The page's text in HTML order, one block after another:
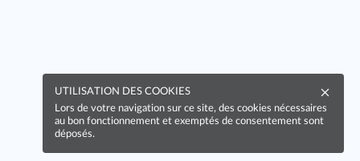
UTILISATION DES COOKIES
Lors de votre navigation sur ce site, des cookies nécessaires
au bon fonctionnement et exemptés de consentement sont
déposés.